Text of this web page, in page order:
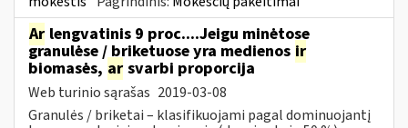
Ar lengvatinis 9 proc....Jeigu minėtose
granulėse / briketuose yra medienos ir
biomasės, ar svarbi proporcija
Web turinio sąrašas 2019-03-08
Granulės / briketai – klasifikuojami pagal dominuojantį